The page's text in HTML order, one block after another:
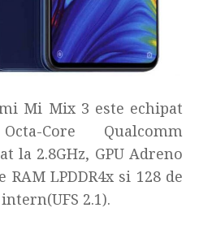
Mi Mix 3 este echipat
Core Qualcomm
la 2.8GHz, GPU Adreno
RAM LPDDR4x si 128 de
2.1).